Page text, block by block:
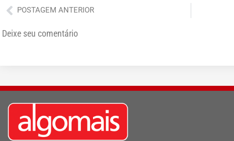
Anterior
POSTAGEM ANTERIOR
Deixe seu comentário